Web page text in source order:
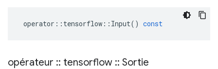
operator :: tensorflow :: Input() const
opérateur :: tensorflow :: Sortie